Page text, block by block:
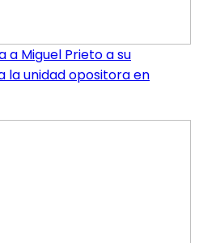
a Miguel Prieto a su
la unidad opositora en